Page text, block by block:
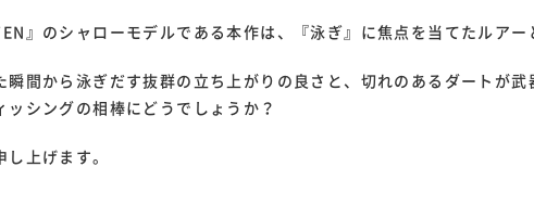
』のシャローモデルである本作は、『泳ぎ』に焦点を当てたルアー
瞬間から泳ぎだす抜群の立ち上がりの良さと、切れのあるダートが
シングの相棒にどうでしょうか？
上げます。